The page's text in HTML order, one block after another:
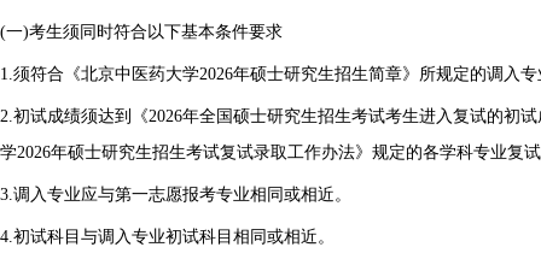
(一)考生须同时符合以下基本条件要求
1.须符合《北京中医药大学2026年硕士研究生招生简章》所规定的调入
2.初试成绩须达到《2026年全国硕士研究生招生考试考生进入复试的初
学2026年硕士研究生招生考试复试录取工作办法》规定的各学科专业复
3.调入专业应与第一志愿报考专业相同或相近。
4.初试科目与调入专业初试科目相同或相近。